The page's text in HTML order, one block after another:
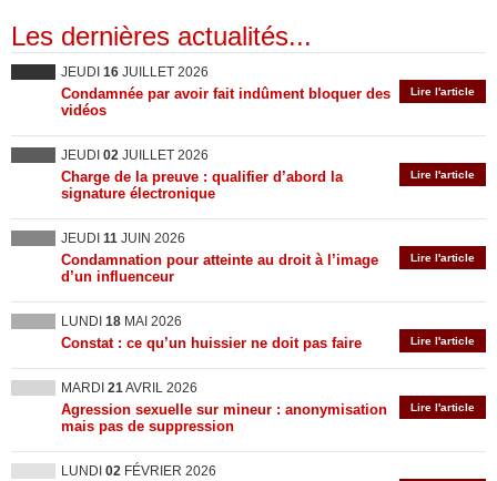
Les dernières actualités...
JEUDI 16 JUILLET 2026
Lire l'article
Condamnée par avoir fait indûment bloquer des
vidéos
JEUDI 02 JUILLET 2026
Lire l'article
Charge de la preuve : qualifier d’abord la
signature électronique
JEUDI 11 JUIN 2026
Lire l'article
Condamnation pour atteinte au droit à l’image
d’un influenceur
LUNDI 18 MAI 2026
Lire l'article
Constat : ce qu’un huissier ne doit pas faire
MARDI 21AVRIL 2026
Lire l'article
Agression sexuelle sur mineur : anonymisation
mais pas de suppression
LUNDI 02 FÉVRIER 2026